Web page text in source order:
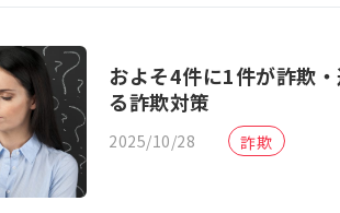
およそ4件に1件が詐欺
る詐欺対策
2025/10/28 詐欺